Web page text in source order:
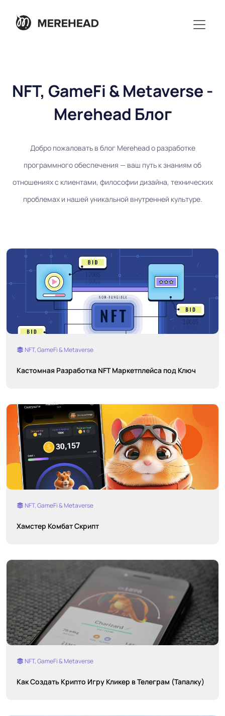
NFT, GameFi & Metaverse -
Merehead Блог
Добро пожаловать в блог Merehead о разработке
программного обеспечения — ваш путь к знаниям об
отношениях с клиентами, философии дизайна, технических
проблемах и нашей уникальной внутренней культуре.
NFT, GameFi & Metaverse
Кастомная Разработка NFT Маркетплейса под Ключ
NFT, GameFi & Metaverse
Хамстер Комбат Скрипт
NFT, GameFi & Metaverse
Как Создать Крипто Игру Кликер в Телеграм (Тапалку)